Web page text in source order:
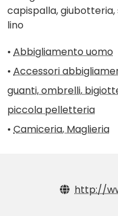
capispalla,
lino
• Abbigliamento uomo
• Accessori
guanti, ombrelli,
piccola pelletteria
• Camiceria, Maglieria
http://